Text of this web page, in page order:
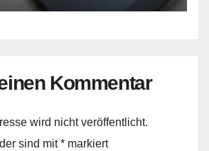
Kommentar
wird nicht veröffentlicht.
sind mit* markiert